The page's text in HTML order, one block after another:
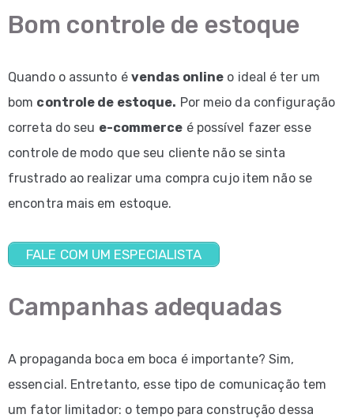
Bom controle de estoque
Quando o assunto é vendas online o ideal é ter um
bom controle de estoque. Por meio da configuração
correta do seu e-commerce é possível fazer esse
controle de modo que seu cliente não se sinta
frustrado ao realizar uma compra cujo item não se
encontra mais em estoque.
FALE COM UM ESPECIALISTA
Campanhas adequadas
A propaganda boca em boca é importante? Sim,
essencial. Entretanto, esse tipo de comunicação tem
um fator limitador: o tempo para construção dessa